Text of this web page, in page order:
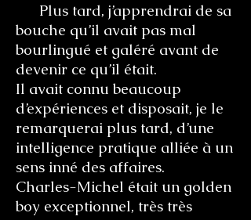
Plus tard, j’apprendrai de sa
bouche qu’il avait pas mal
bourlingué et galéré avant de
devenir ce qu’il était.
Il avait connu beaucoup
d’expériences et disposait, je le
remarquerai plus tard, d’une
intelligence pratique alliée à un
sens inné des affaires.
Charles-Michel était un golden
boy exceptionnel, très très